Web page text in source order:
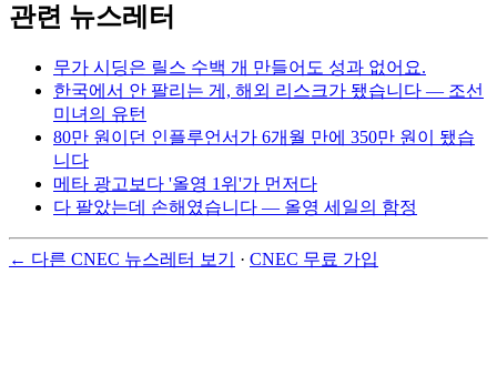
관련 뉴스레터
무가 시딩은 릴스 수백 개 만들어도 성과 없어요.
한국에서 안 팔리는 게, 해외 리스크가 됐습니다 — 조선
미녀의 유턴
80만 원이던 인플루언서가 6개월 만에 350만 원이 됐습
니다
메타 광고보다 '올영 1위'가 먼저다
다 팔았는데 손해였습니다 — 올영 세일의 함정
← 다른 CNEC 뉴스레터 보기 · CNEC 무료 가입